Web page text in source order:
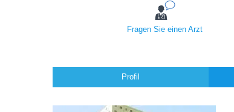
Fragen Sie einen Arzt
Profil